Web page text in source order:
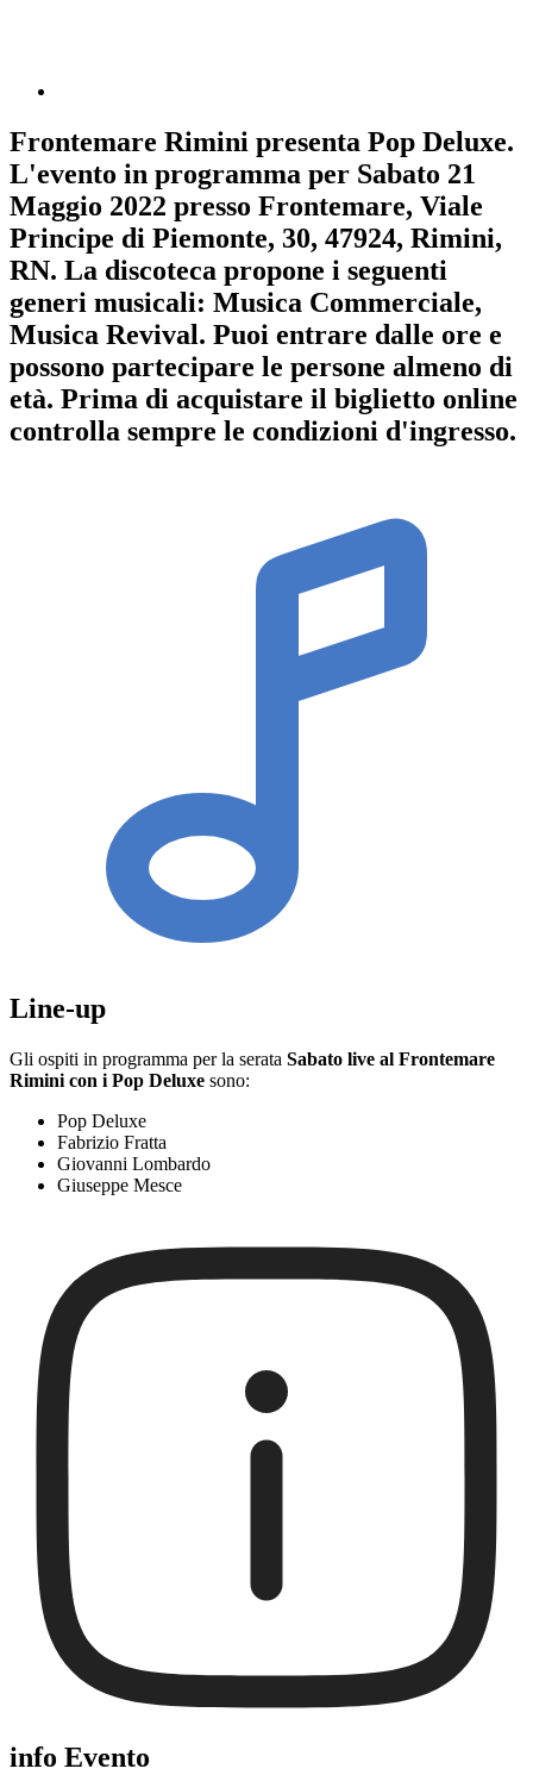
Frontemare Rimini presenta Pop Deluxe.
L'evento in programma per Sabato 21
Maggio 2022 presso Frontemare, Viale
Principe di Piemonte, 30, 47924, Rimini,
RN. La discoteca propone i seguenti
generi musicali: Musica Commerciale,
Musica Revival. Puoi entrare dalle ore e
possono partecipare le persone almeno di
età. Prima di acquistare il biglietto online
controlla sempre le condizioni d'ingresso.
Line-up
Gli ospiti in programma per la serata Sabato live al Frontemare
Rimini con i Pop Deluxe sono:
Pop Deluxe
Fabrizio Fratta
Giovanni Lombardo
Giuseppe Mesce
info Evento